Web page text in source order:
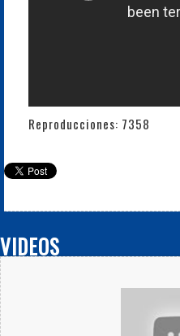
Reproducciones: 7358
VIDEOS